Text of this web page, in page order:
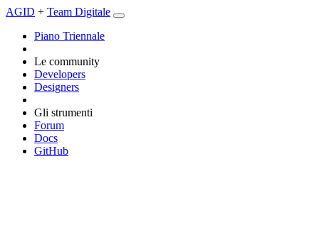
AGID + Team Digitale
Piano Triennale
Le community
Developers
Designers
Gli strumenti
Forum
Docs
GitHub